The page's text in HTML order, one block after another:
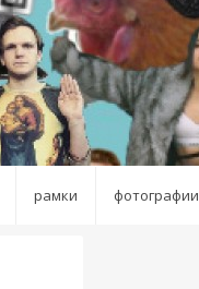
рамки фотографии